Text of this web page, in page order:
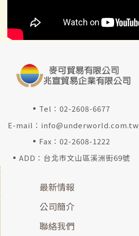
Tel：02-2608-6677
E-mail： info@underworld.com.tw
Fax：02-2608-1222
ADD：台北市文山區溪洲街69號
最新情報
公司簡介
聯絡我們